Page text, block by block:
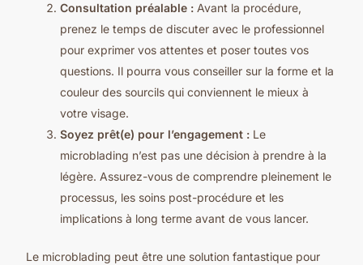
Consultation préalable :Avant la procédure,
prenez le temps de discuter avec le professionnel
pour exprimer vos attentes et poser toutes vos
questions. Il pourra vous conseiller sur la forme et la
couleur des sourcils qui conviennent le mieux à
votre visage.
Soyez prêt(e) pour l’engagement :Le
microblading n’est pas une décision à prendre à la
légère. Assurez-vous de comprendre pleinement le
processus, les soins post-procédure et les
implications à long terme avant de vous lancer.
Le microblading peut être une solution fantastique pour